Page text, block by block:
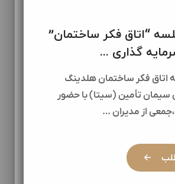
“اتاق فکر ساختمان”
گذاری ...
فکر ساختمان هلدینگ
سیمان تأمین (سیتا) با حضور
از مدیران …